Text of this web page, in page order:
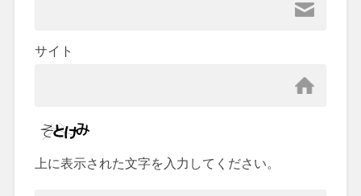
サイト
上に表示された文字を入力してください。